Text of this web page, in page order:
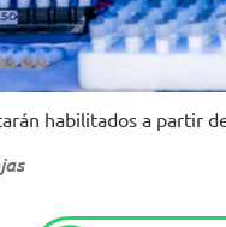
habilitados a partir